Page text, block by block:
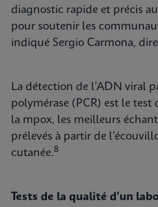
diagnostic rapide et précis
pour soutenir les
indiqué Sergio Carmona,
La détection de l’ADN viral
polymérase (PCR) est le
la mpox, les meilleurs
prélevés à partir de
cutanée.8
Tests de la qualité d'un